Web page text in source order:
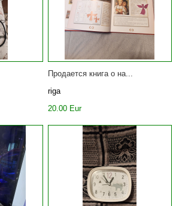
Продается книга о на...
riga
20.00 Eur